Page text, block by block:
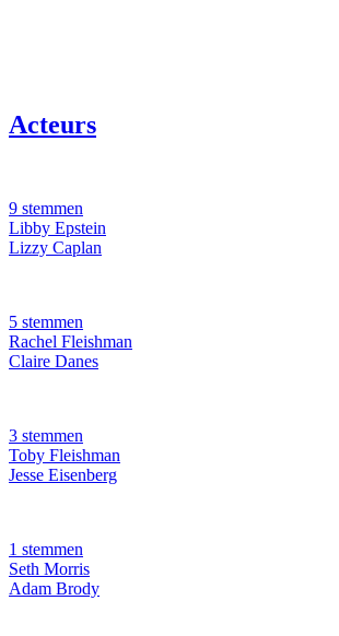
Acteurs
9 stemmen
Libby Epstein
Lizzy Caplan
5 stemmen
Rachel Fleishman
Claire Danes
3 stemmen
Toby Fleishman
Jesse Eisenberg
1 stemmen
Seth Morris
Adam Brody